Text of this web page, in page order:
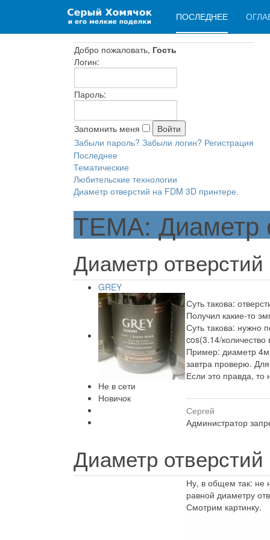
ПОСЛЕДНЕЕ
Добро пожаловать, Гость
Логин:
Пароль:
Запомнить меня
Забыли пароль? Забыли логин? Регистрация
Последнее
Тематические
Любительские технологии
Диаметр отверстий на FDM 3D принтере.
ТЕМА: Диаметр
Диаметр
GREY
Не в сети
Новичок
Суть такова:
Получил какие-то
Суть такова: нужно
cos(3.14/
Пример: диаметр
завтра проверю.
Если это правда, то
Сергей
Администратор
Диаметр
Ну, в общем так: не
равной диаметру
Смотрим картинку.